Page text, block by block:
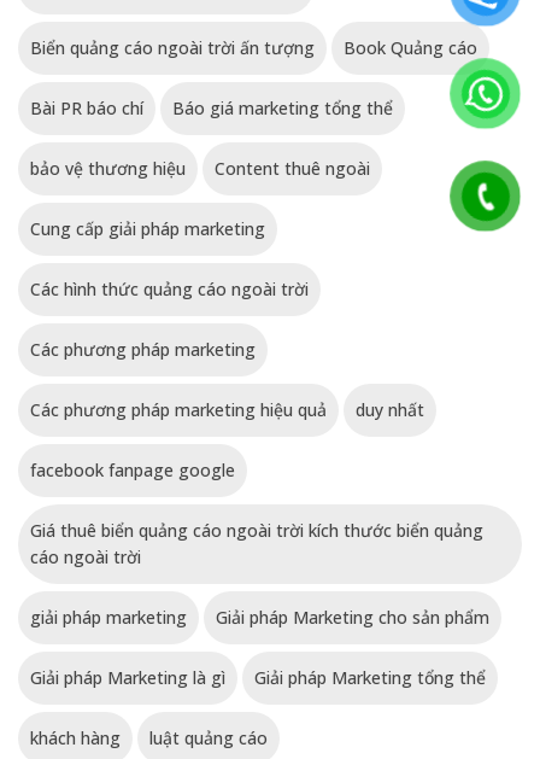
Biển quảng cáo ngoài trời ấn tượng Book Quảng cáo
Bài PR báo chí Báo giá marketing tổng thể
bảo vệ thương hiệu Content thuê ngoài
Cung cấp giải pháp marketing
Các hình thức quảng cáo ngoài trời
Các phương pháp marketing
Các phương pháp marketing hiệu quả duy nhất
facebook fanpage google
Giá thuê biển quảng cáo ngoài trời kích thước biển quảng
cáo ngoài trời
giải pháp marketing Giải pháp Marketing cho sản phẩm
Giải pháp Marketing là gì Giải pháp Marketing tổng thể
khách hàng luật quảng cáo